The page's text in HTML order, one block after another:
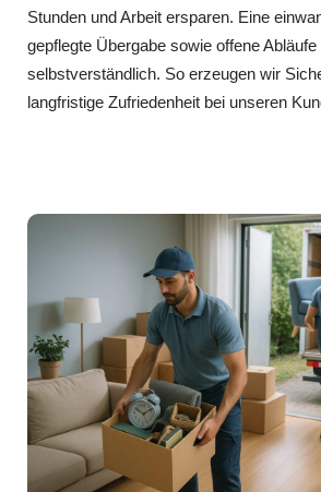
Stunden und Arbeit ersparen. Eine
gepflegte Übergabe sowie offene
selbstverständlich. So erzeugen wir
langfristige Zufriedenheit bei unseren